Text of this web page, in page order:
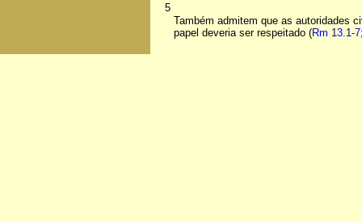
5
Também admitem que as autoridades
papel deveria ser respeitado (Rm 13.1-7